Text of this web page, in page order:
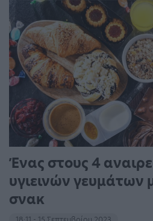
Ένας στους 4
υγιεινών γευμάτων
σνακ